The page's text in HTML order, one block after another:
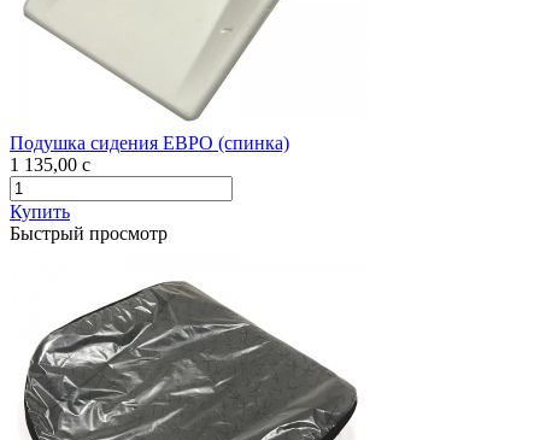
Подушка сидения ЕВРО (спинка)
1 135,00 c
Купить
Быстрый просмотр